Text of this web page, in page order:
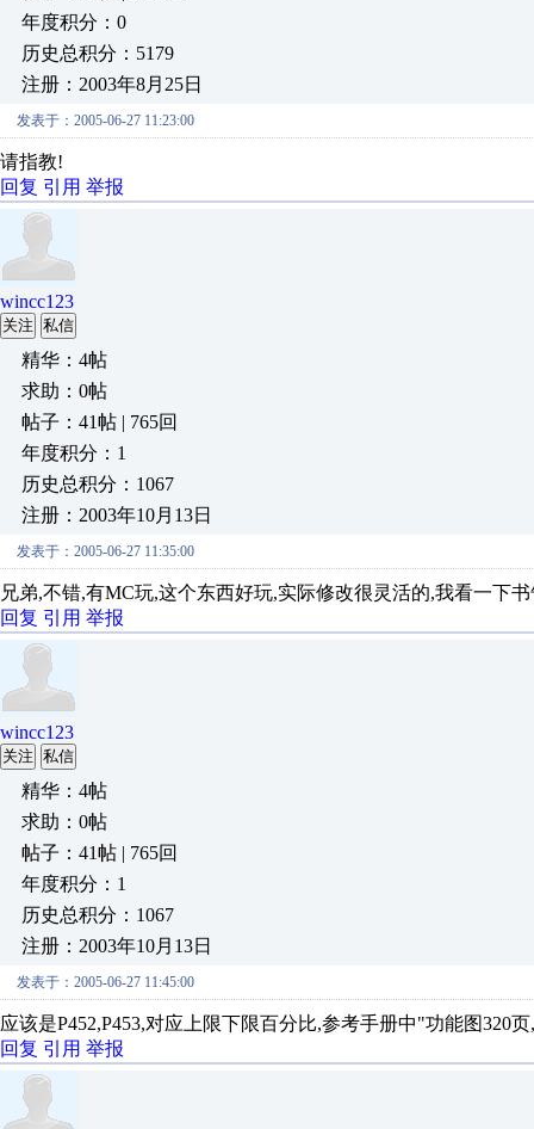
年度积分：0
历史总积分：5179
注册：2003年8月25日
发表于：2005-06-27 11:23:00
请指教!
回复 引用 举报
wincc123
关注 私信
精华：4帖
求助：0帖
帖子：41帖 | 765回
年度积分：1
历史总积分：1067
注册：2003年10月13日
发表于：2005-06-27 11:35:00
兄弟,不错,有MC玩,这个东西好玩,实际修改很灵活的,我看一下
回复 引用 举报
wincc123
关注 私信
精华：4帖
求助：0帖
帖子：41帖 | 765回
年度积分：1
历史总积分：1067
注册：2003年10月13日
发表于：2005-06-27 11:45:00
应该是P452,P453,对应上限下限百分比,参考手册中"功能图320
回复 引用 举报